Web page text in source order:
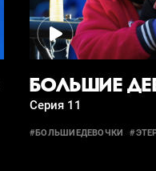
БОЛЬШИЕ
Серия 11
#БОЛЬШИЕДЕВОЧКИ